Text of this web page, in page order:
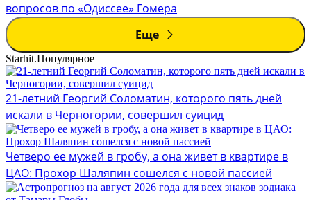
вопросов по «Одиссее» Гомера
Еще
Starhit.Популярное
21-летний Георгий Соломатин, которого пять дней
искали в Черногории, совершил суицид
Четверо ее мужей в гробу, а она живет в квартире в
ЦАО: Прохор Шаляпин сошелся с новой пассией